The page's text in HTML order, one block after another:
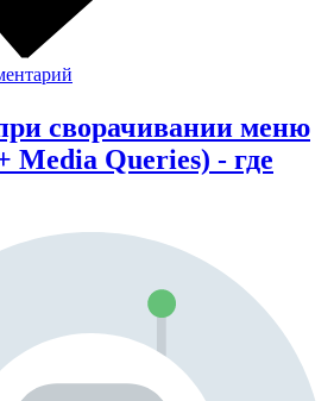
сворачивании меню
Media Queries) - где